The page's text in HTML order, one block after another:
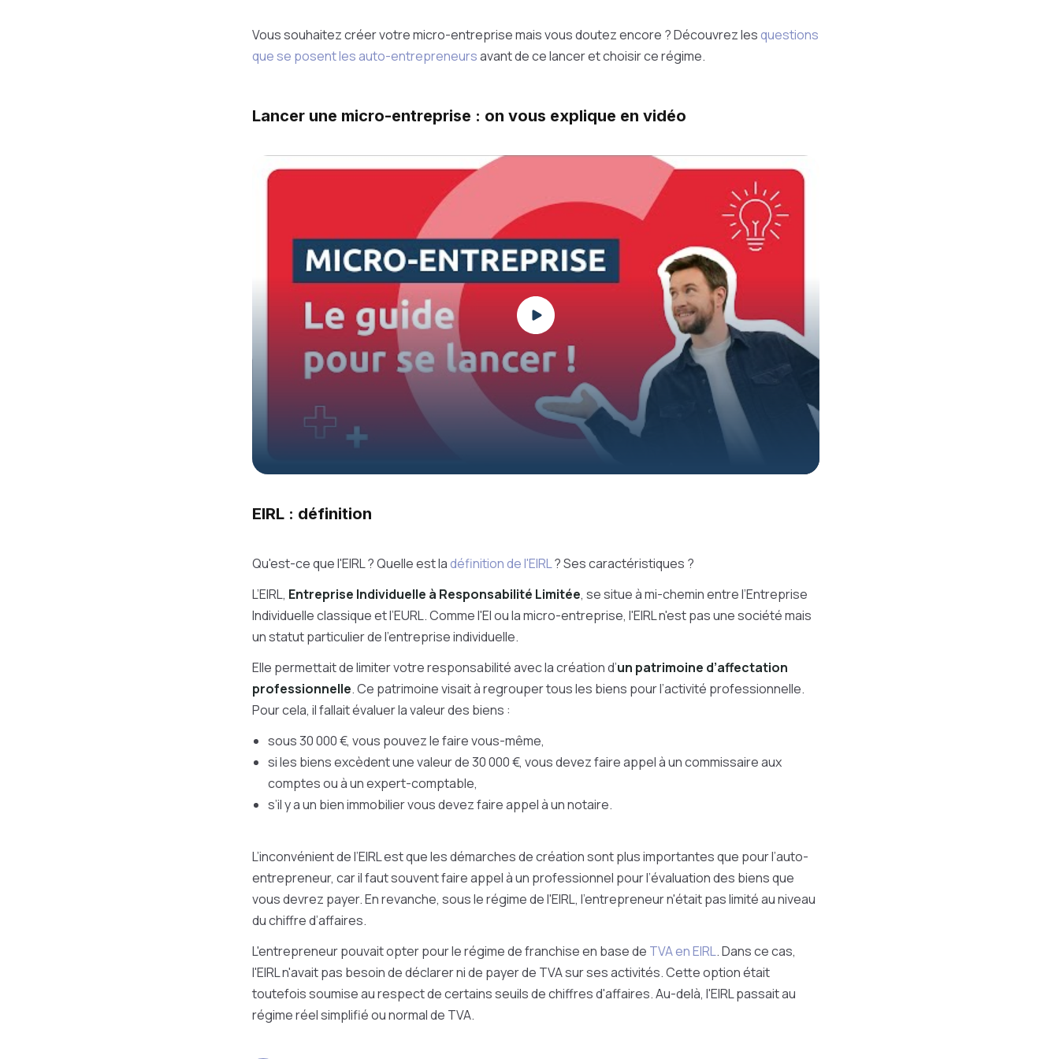
Vous souhaitez créer votre micro-entreprise mais vous doutez encore ? Découvrez lesquestions
que se posent les auto-entrepreneursavant de ce lancer et choisir ce régime.
Lancer une micro-entreprise : on vous explique en vidéo
Play
EIRL : définition
Qu'est-ce que l'EIRL ? Quelle est ladéfinition de l'EIRL? Ses caractéristiques ?
L’EIRL, Entreprise Individuelle à Responsabilité Limitée, se situe à mi-chemin entre l’Entreprise
Individuelle classique et l’EURL. Comme l'EI ou la micro-entreprise, l'EIRL n'est pas une société mais
un statut particulier de l'entreprise individuelle.
Elle permettait de limiter votre responsabilité avec la création d’un patrimoine d’affectation
professionnelle. Ce patrimoine visait à regrouper tous les biens pour l’activité professionnelle.
Pour cela, il fallait évaluer la valeur des biens :
sous 30 000 €, vous pouvez le faire vous-même,
si les biens excèdent une valeur de 30 000 €, vous devez faire appel à un commissaire aux
comptes ou à un expert-comptable,
s’il y a un bien immobilier vous devez faire appel à un notaire.
L’inconvénient de l’EIRL est que les démarches de création sont plus importantes que pour l’auto-
entrepreneur, car il faut souvent faire appel à un professionnel pour l’évaluation des biens que
vous devrez payer. En revanche, sous le régime de l'EIRL, l'entrepreneur n'était pas limité au niveau
du chiffre d’affaires.
L'entrepreneur pouvait opter pour le régime de franchise en base de TVA en EIRL. Dans ce cas,
l'EIRL n'avait pas besoin de déclarer ni de payer de TVA sur ses activités. Cette option était
toutefois soumise au respect de certains seuils de chiffres d'affaires. Au-delà, l'EIRL passait au
régime réel simplifié ou normal de TVA.